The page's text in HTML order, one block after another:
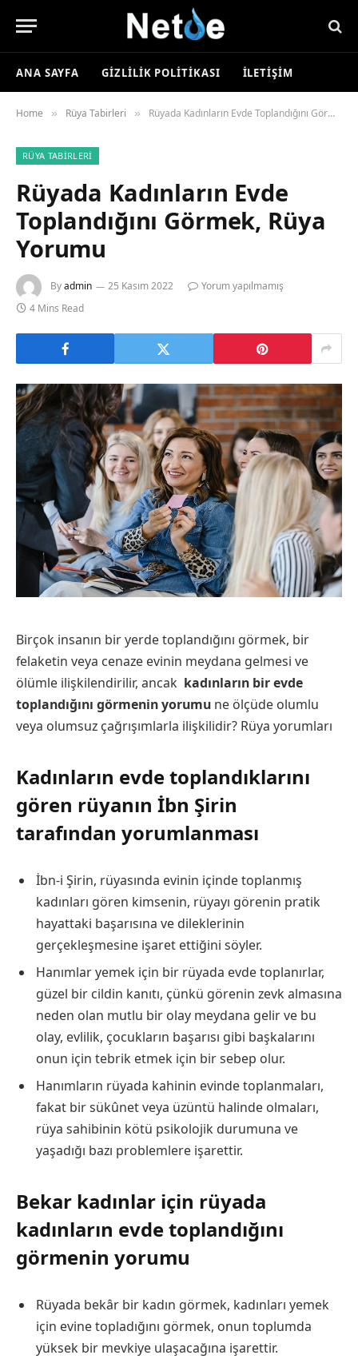
ANA SAYFA GIZLILIK POLITIKASI İLETIŞIM
Home » Rüya Tabirleri » Rüyada Kadınların Evde Toplandığını Görmek, Rüya Yorumu
RÜYA TABIRLERI
Rüyada Kadınların Evde
Toplandığını Görmek, Rüya
Yorumu
Byadmin 25 Kasım 2022
Yorum yapılmamış
4 Mins Read
Birçok insanın bir yerde toplandığını görmek, bir
felaketin veya cenaze evinin meydana gelmesi ve
ölümle ilişkilendirilir, ancak kadınların bir evde
toplandığını görmenin yorumu ne ölçüde olumlu
veya olumsuz çağrışımlarla ilişkilidir? Rüya yorumları
Kadınların evde toplandıklarını
gören rüyanın İbn Şirin
tarafından yorumlanması
İbn-i Şirin, rüyasında evinin içinde toplanmış
kadınları gören kimsenin, rüyayı görenin pratik
hayattaki başarısına ve dileklerinin
gerçekleşmesine işaret ettiğini söyler.
Hanımlar yemek için bir rüyada evde toplanırlar,
güzel bir cildin kanıtı, çünkü görenin zevk almasına
neden olan mutlu bir olay meydana gelir ve bu
olay, evlilik, çocukların başarısı gibi başkalarını
onun için tebrik etmek için bir sebep olur.
Hanımların rüyada kahinin evinde toplanmaları,
fakat bir sükûnet veya üzüntü halinde olmaları,
rüya sahibinin kötü psikolojik durumuna ve
yaşadığı bazı problemlere işarettir.
Bekar kadınlar için rüyada
kadınların evde toplandığını
görmenin yorumu
Rüyada bekâr bir kadın görmek, kadınları yemek
için evine topladığını görmek, onun toplumda
yüksek bir mevkiye ulaşacağına işarettir.